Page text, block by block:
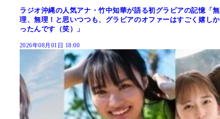
ラジオ沖縄の人気アナ・竹中知華が語る初グラビアの記憶「無
理、無理！と思いつつも、グラビアのオファーはすごく嬉しか
ったんです（笑）」
2026年08月01日 18:00